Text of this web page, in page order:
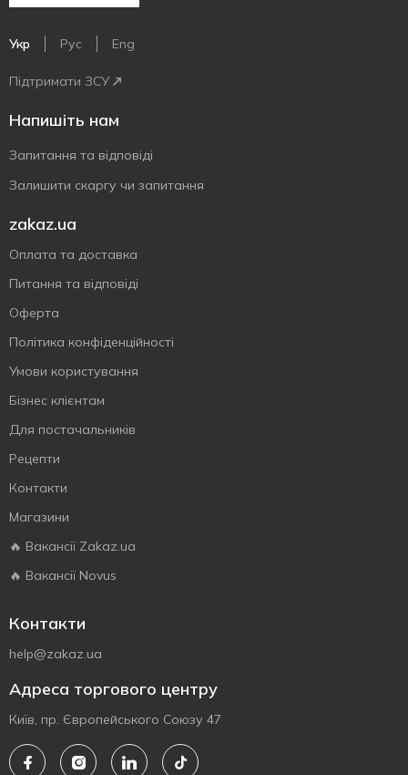
Укр Рус Eng
Підтримати ЗСУ
Напишіть нам
Запитання та відповіді
Залишити скаргу чи запитання
zakaz.ua
Оплата та доставка
Питання та відповіді
Оферта
Політика конфіденційності
Умови користування
Бізнес клієнтам
Для постачальників
Рецепти
Контакти
Магазини
🔥 Вакансії Zakaz.ua
🔥 Вакансії Novus
Контакти
help@zakaz.ua
Адреса торгового центру
Київ, пр. Європейського Союзу 47